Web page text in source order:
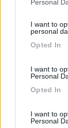
Please note
not limited to
grant or deny
use your data
Personal
I want to
personal
Opted In
I want to
Personal
Opted In
I want to
Personal
Servizi /
Via Fornaci 26- Loc.